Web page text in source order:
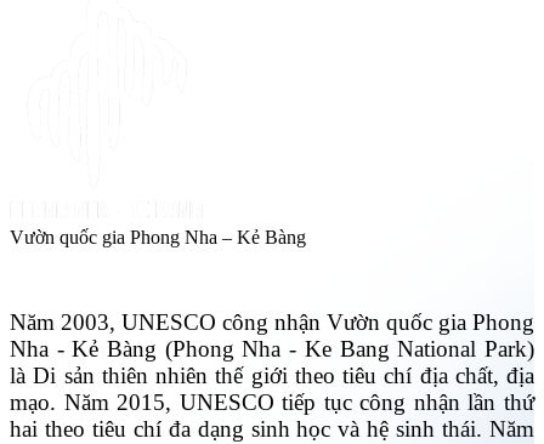
Vườn quốc gia Phong Nha – Kẻ Bàng
Năm 2003, UNESCO công nhận Vườn quốc gia Phong
Nha - Kẻ Bàng (Phong Nha - Ke Bang National Park)
là Di sản thiên nhiên thế giới theo tiêu chí địa chất, địa
mạo. Năm 2015, UNESCO tiếp tục công nhận lần thứ
hai theo tiêu chí đa dạng sinh học và hệ sinh thái. Năm